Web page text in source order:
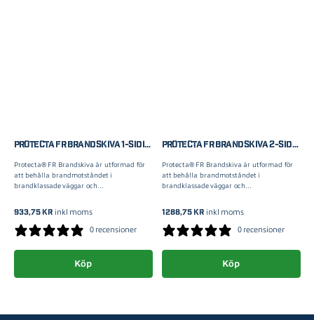
PROTECTA FR BRANDSKIVA 1-SIDIG 50X600X1200MM
Protecta® FR Brandskiva är utformad för
att behålla brandmotståndet i
brandklassade väggar och...
933,75kr inkl moms
0 recensioner
Köp
PROTECTA FR BRANDSKIVA 2-SIDIG 60X600X1200MM
Protecta® FR Brandskiva är utformad för
att behålla brandmotståndet i
brandklassade väggar och...
1288,75kr inkl moms
0 recensioner
Köp